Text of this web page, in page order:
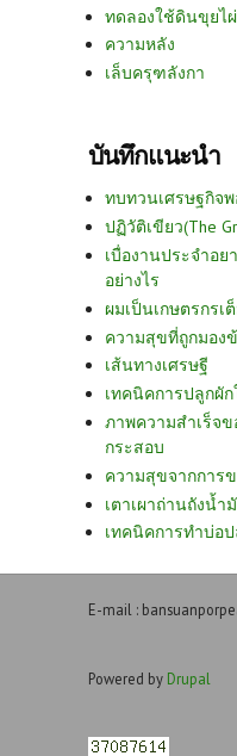
ทดลองใช้ดินขุยไ
ความหลัง
เล็บครุฑลังกา
บันทึกแนะนำ
ทบทวนเศรษฐกิจพ
ปฏิวัติเขียว(The
เบื่องานประจำอย
อย่างไร
ผมเป็นเกษตรกร
ความสุขที่ถูกมอง
เส้นทางเศรษฐี
เทคนิคการปลูกผั
ภาพความสำเร็จข
กระสอบ
ความสุขจากการ
เตาเผาถ่านถังน้ำ
เทคนิคการทำบ่อ
E-mail :
Powered by Drupal